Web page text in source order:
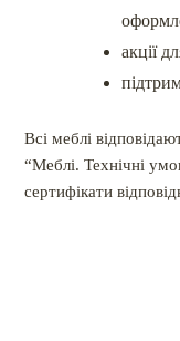
акції
Всі меблі
“Меблі. Технічні
сертифікати